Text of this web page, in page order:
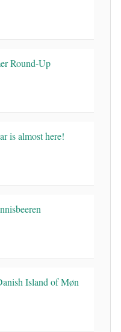
Round-Up
is almost here!
Island of Møn